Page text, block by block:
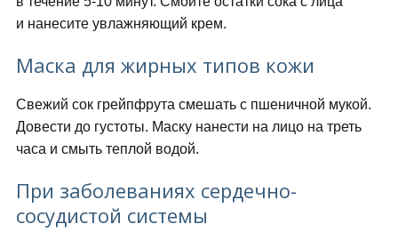
и нанесите увлажняющий крем.
Маска для жирных типов кожи
Свежий сок грейпфрута смешать с пшеничной мукой.
Довести до густоты. Маску нанести на лицо на треть
часа и смыть теплой водой.
При заболеваниях сердечно-
сосудистой системы